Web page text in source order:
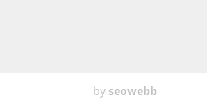
by seowebb